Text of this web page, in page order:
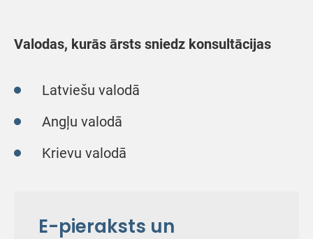
Valodas, kurās ārsts sniedz konsultācijas
Latviešu valodā
Angļu valodā
Krievu valodā
E-pieraksts un